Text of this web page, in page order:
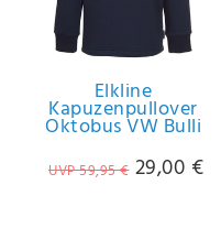
Elkline
Kapuzenpullover
Oktobus VW Bulli
UVP 59,95 € 29,00 €